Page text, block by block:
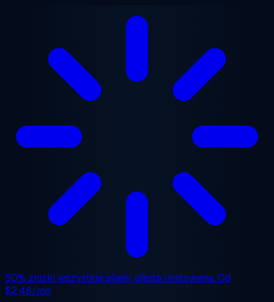
50% zniżki wszystkie plany, oferta limitowana. Od
$2.48/mo